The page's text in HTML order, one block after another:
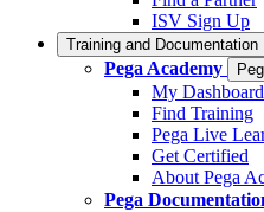
ISV Sign Up
Training and Documentation
Pega Academy
My Dashboard
Find Training
Pega Live
Get Certified
About Pega
Pega